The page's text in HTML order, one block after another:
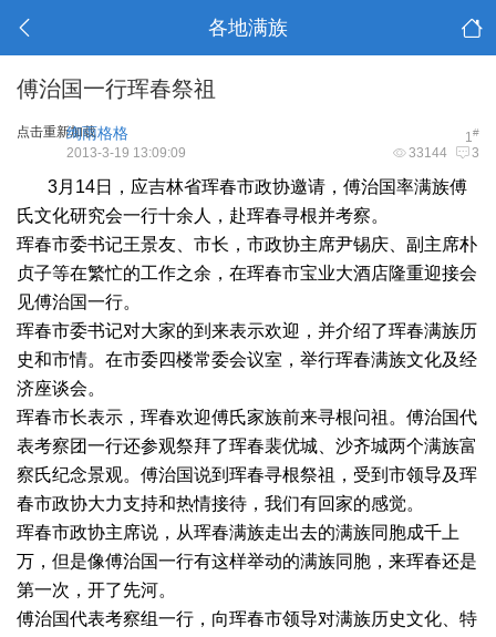
各地满族
傅治国一行珲春祭祖
点击重新加载 1#
绚雨格格
33144 3
2013-3-19 13:09:09
3月14日，应吉林省珲春市政协邀请，傅治国率满族傅
氏文化研究会一行十余人，赴珲春寻根并考察。
珲春市委书记王景友、市长，市政协主席尹锡庆、副主席朴
贞子等在繁忙的工作之余，在珲春市宝业大酒店隆重迎接会
见傅治国一行。
珲春市委书记对大家的到来表示欢迎，并介绍了珲春满族历
史和市情。在市委四楼常委会议室，举行珲春满族文化及经
济座谈会。
珲春市长表示，珲春欢迎傅氏家族前来寻根问祖。傅治国代
表考察团一行还参观祭拜了珲春裴优城、沙齐城两个满族富
察氏纪念景观。傅治国说到珲春寻根祭祖，受到市领导及珲
春市政协大力支持和热情接待，我们有回家的感觉。
珲春市政协主席说，从珲春满族走出去的满族同胞成千上
万，但是像傅治国一行有这样举动的满族同胞，来珲春还是
第一次，开了先河。
傅治国代表考察组一行，向珲春市领导对满族历史文化、特